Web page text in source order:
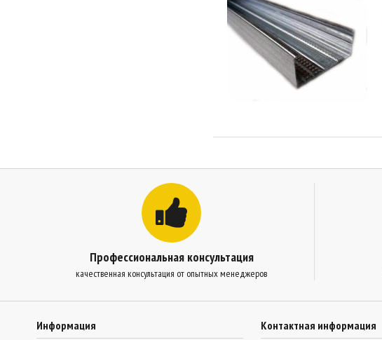
Профессиональная консультация
качественная консультация от опытных менеджеров
Информация Контактная информация